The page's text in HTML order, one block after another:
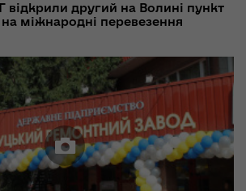
відкрили другий на Волині пункт
на міжнародні перевезення